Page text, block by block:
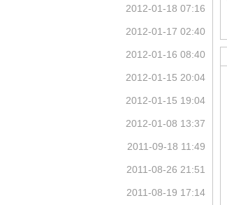
2012-01-18 07:16
2012-01-17 02:40
2012-01-16 08:40
2012-01-15 20:04
2012-01-15 19:04
2012-01-08 13:37
2011-09-18 11:49
2011-08-26 21:51
2011-08-19 17:14